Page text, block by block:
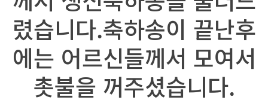
렸습니다.축하송이 끝난후
에는 어르신들께서 모여서
촛불을 꺼주셨습니다.